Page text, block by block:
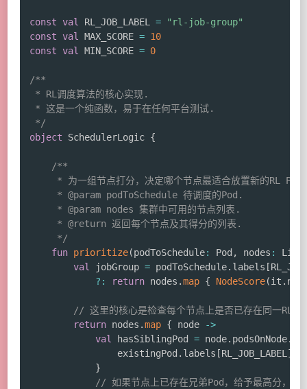
const val RL_JOB_LABEL =
"rl-job-group"
const val MAX_SCORE = 10
const val MIN_SCORE = 0
/**
* RL调度算法的核心实现.
* 这是一个纯函数，易于在任何平台测试.
*/
object SchedulerLogic {
/**
     * 为一组节点打分，决定哪个节点最适合放置新的RL Pod.
     * @param podToSchedule 待调度的Pod.
     * @param nodes 集群中可用的节点列表.
     * @return 返回每个节点及其得分的列表.
     */
fun prioritize(podToSchedule: Pod , nodes : List
val jobGroup = podToSchedule. labels [
?:
return nodes .map { NodeScore(it .
// 这里的核心是检查每个节点上是否已存在同一RL作
return nodes .map { node
->
val hasSiblingPod = node. podsOnNode.
                existingPod
. labels [RL_JOB_LABEL]
}
// 如果节点上已存在兄弟Pod，给予最高分，以